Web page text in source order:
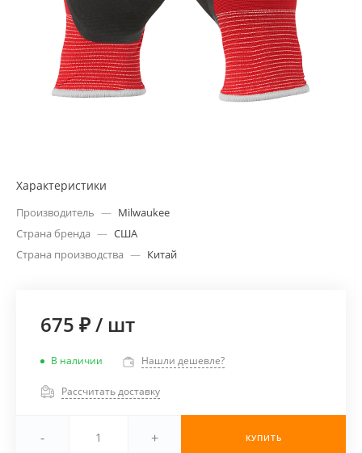
Характеристики
Производитель — Milwaukee
Страна бренда — США
Страна производства — Китай
675 ₽/ шт
В наличии Нашли дешевле?
Рассчитать доставку
- + КУПИТЬ